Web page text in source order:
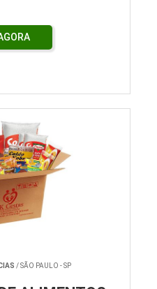
/ SÃO PAULO - SP